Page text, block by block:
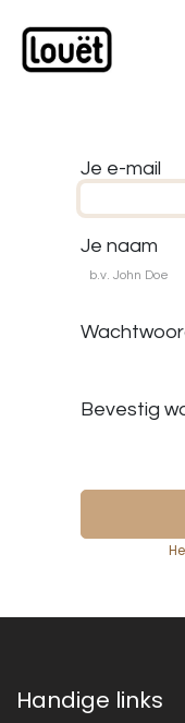
Je e-mail
Je naam
Bevestig
Handige links